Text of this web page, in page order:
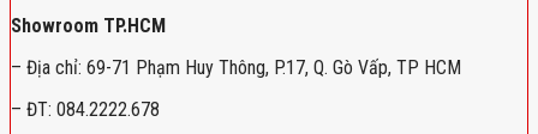
Showroom TP.HCM
– Địa chỉ: 69-71 Phạm Huy Thông, P.17, Q. Gò Vấp, TP HCM
– ĐT: 084.2222.678